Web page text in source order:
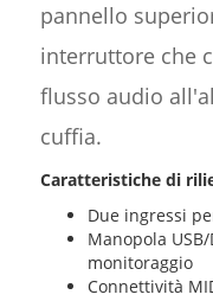
pannello
interruttore che
flusso audio
cuffia.
Caratteristiche di
Due ingressi
Manopola
monitoraggio
Connettività